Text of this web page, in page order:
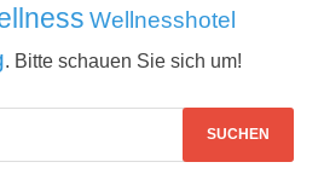
Wellnesshotel
. Bitte schauen Sie sich um!